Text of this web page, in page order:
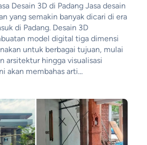
Desain 3D di Padang Jasa desain
yang semakin banyak dicari di era
di Padang. Desain 3D
model digital tiga dimensi
untuk berbagai tujuan, mulai
arsitektur hingga visualisasi
akan membahas arti…